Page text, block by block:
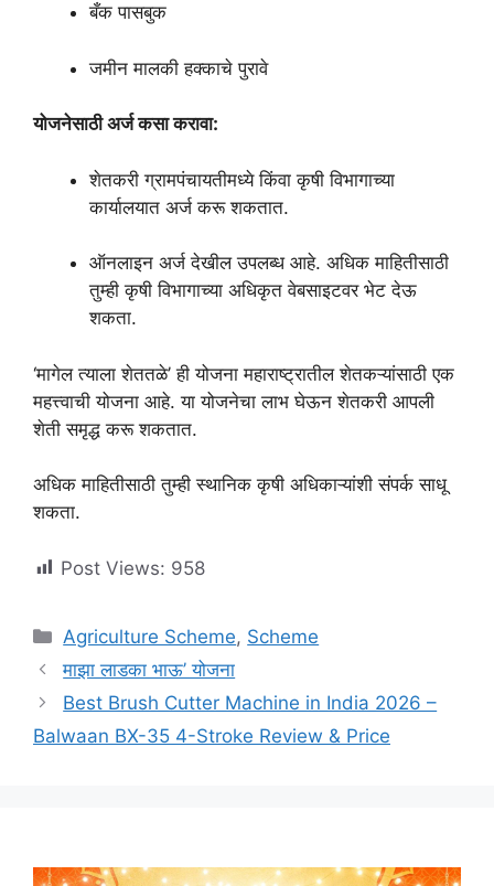
बँक पासबुक
जमीन मालकी हक्काचे पुरावे
योजनेसाठी अर्ज कसा करावा:
शेतकरी ग्रामपंचायतीमध्ये किंवा कृषी विभागाच्या
कार्यालयात अर्ज करू शकतात.
ऑनलाइन अर्ज देखील उपलब्ध आहे. अधिक माहितीसाठी
तुम्ही कृषी विभागाच्या अधिकृत वेबसाइटवर भेट देऊ
शकता.
‘मागेल त्याला शेततळे’ ही योजना महाराष्ट्रातील शेतकऱ्यांसाठी एक
महत्त्वाची योजना आहे. या योजनेचा लाभ घेऊन शेतकरी आपली
शेती समृद्ध करू शकतात.
अधिक माहितीसाठी तुम्ही स्थानिक कृषी अधिकाऱ्यांशी संपर्क साधू
शकता.
Post Views: 958
Categories
Agriculture Scheme, Scheme
माझा लाडका भाऊ’ योजना
Best Brush Cutter Machine in India 2026 –
Balwaan BX-35 4-Stroke Review & Price